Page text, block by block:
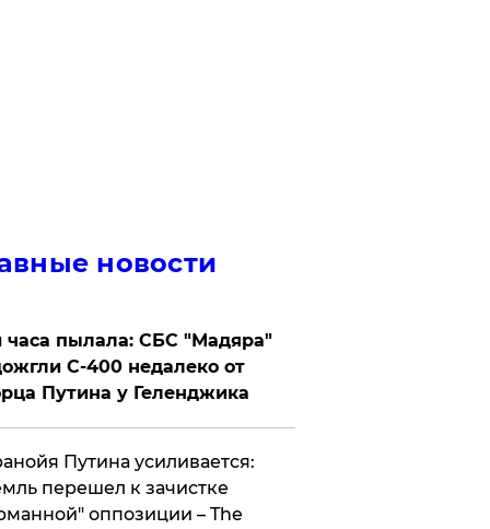
новости
часа пылала: СБС "Мадяра"
С-400 недалеко от
Путина у Геленджика
Путина усиливается:
перешел к зачистке
оппозиции – The